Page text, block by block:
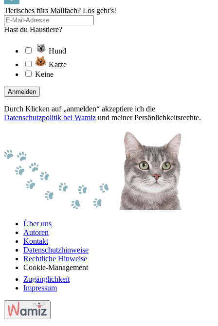
Tierisches fürs Mailfach? Los geht's!
Hast du Haustiere?
Hund
Katze
Keine
Anmelden
Durch Klicken auf „anmelden“ akzeptiere ich die
Datenschutzpolitik bei Wamiz und meiner Persönlichkeitsrechte.
Über uns
Autoren
Kontakt
Datenschutzhinweise
Rechtliche Hinweise
Cookie-Management
Zugänglichkeit
Impressum